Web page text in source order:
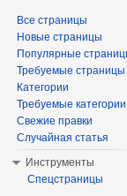
Все страницы
Новые страницы
Популярные
Требуемые страницы
Категории
Требуемые категории
Свежие правки
Случайная статья
Инструменты
Спецстраницы